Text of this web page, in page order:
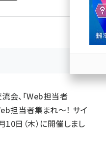
会、「Web担当者
担当者集まれ～！ サイ
10日（木）に開催しまし